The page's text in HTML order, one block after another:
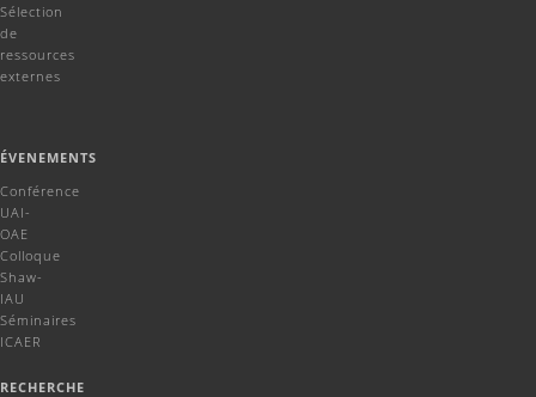
Sélection
de
ressources
externes
ÉVENEMENTS
Conférence
UAI-
OAE
Colloque
Shaw-
IAU
Séminaires
ICAER
RECHERCHE